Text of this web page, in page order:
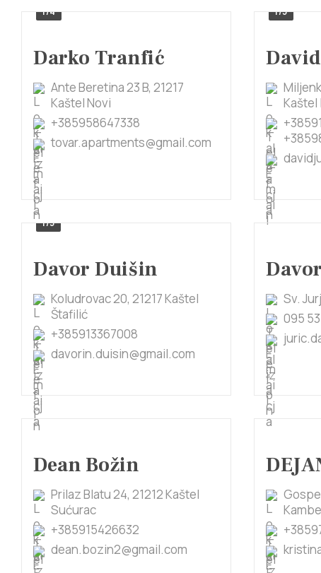
1/4
Darko Tranfić
Ante Beretina 23 B, 21217
Kaštel Novi
+385958647338
tovar.apartments@gmail.com
1/5
Kaštel
1/5
Davor Duišin
Koludrovac 20, 21217 Kaštel
Štafilić
+385913367008
davorin.duisin@gmail.com
Sv.
095
Dean Božin
Prilaz Blatu 24, 21212 Kaštel
Sućurac
+385915426632
dean.bozin2@gmail.com